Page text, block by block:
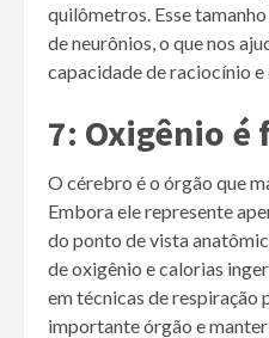
quilômetros. Esse
de neurônios, o que nos
capacidade de raciocínio e
7: Oxigênio
O cérebro é o órgão que
Embora ele represente
do ponto de vista
de oxigênio e calorias
em técnicas de respiração
importante órgão e